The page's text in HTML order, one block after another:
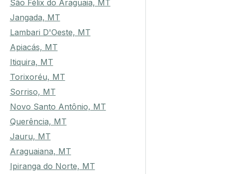
São Félix do Araguaia, MT
Jangada, MT
Lambari D'Oeste, MT
Apiacás, MT
Itiquira, MT
Torixoréu, MT
Sorriso, MT
Novo Santo Antônio, MT
Querência, MT
Jauru, MT
Araguaiana, MT
Ipiranga do Norte, MT